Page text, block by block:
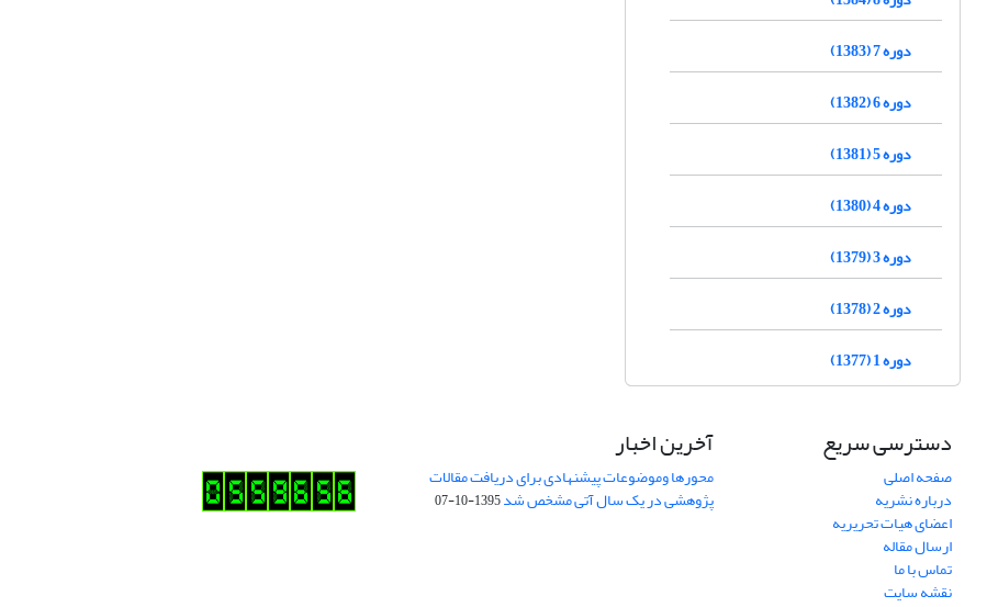
دوره 7 (1383)
دوره 6 (1382)
دوره 5 (1381)
دوره 4 (1380)
دوره 3 (1379)
دوره 2 (1378)
دوره 1 (1377)
دسترسی سریع
صفحه اصلی
درباره نشریه
اعضای هیات تحریریه
ارسال مقاله
تماس با ما
نقشه سایت
آخرین اخبار
محورها وموضوعات پیشنهادی برای دریافت مقالات
پژوهشی در یک سال آتی مشخص شد1395-10-07